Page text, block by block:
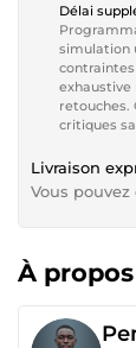
Délai
simulation
exhaustive
retouches.
critiques
Livraison
Vous
À